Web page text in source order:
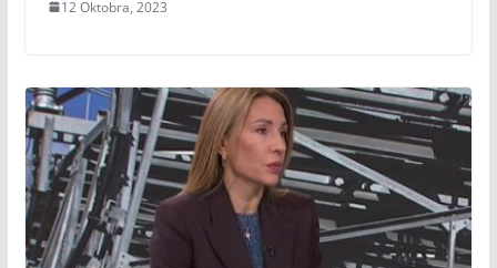
12 Oktobra, 2023